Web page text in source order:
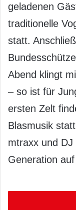
geladenen
traditionelle
statt.
Abend klingt
– so ist für
ersten Zelt
Blasmusik
mtraxx und
Generation